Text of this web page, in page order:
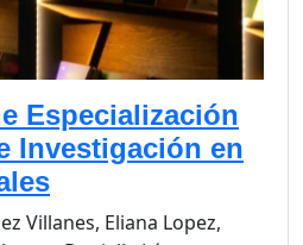
Especialización
Investigación en
Villanes, Eliana Lopez,